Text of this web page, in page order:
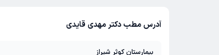
آدرس مطب دکتر مهدی قایدی
بیمارستان کوثر شیراز